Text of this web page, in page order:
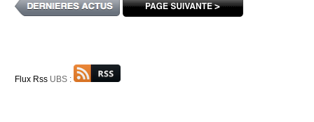
Flux Rss UBS :